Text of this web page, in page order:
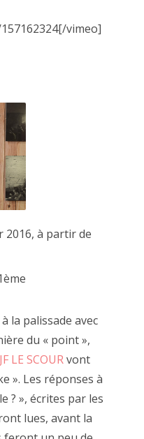
vimeo]
2016, à partir de
à la palissade avec
du « point »,
LE SCOURvont
». Les réponses à
? », écrites par les
lues, avant la
Robert Filiou "l'art
que l'art" (à répeter
crise existentielle entre
JF base une grande